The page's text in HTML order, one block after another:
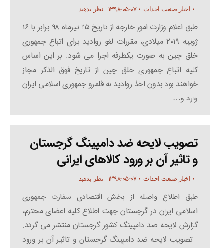
اخبار صنعت احداث ۱۳۹۸-۰۵-۰۷ نظر بدهید
طبق اعلام وزارت امور خارجه از تاریخ ۲۵ تیرماه ۹۸ برابر با ۱۶
ژوییه ۲۰۱۹ میلادی، مقررات لغو روادید برای اتباع جمهوری
خلق چین به صورت یکطرفه اجرا می شود. بر این اساس
کلیه اتباع جمهوری خلق چین از تاریخ فوق الذکر مجاز
خواهند بود بدون اخذ روادید به قلمرو جمهوری اسلامی ایران
وارد و…
تصویب لایحه ضد دامپینگ گرجستان
و تاثیر آن بر ورود کالاهای ایرانی
اخبار صنعت احداث ۱۳۹۸-۰۵-۰۷ نظر بدهید
طبق اطلاع واصله از بخش اقتصادی سفارت جمهوری
اسلامی ایران در گرجستان جهت اطلاع کلیه اعضای محترم،
گزارش لایحه ضد دامپینگ کشور گرجستان منتشر می گردد.
تصویب لایحه ضد دامپینگ گرجستان و تاثیر آن بر ورود